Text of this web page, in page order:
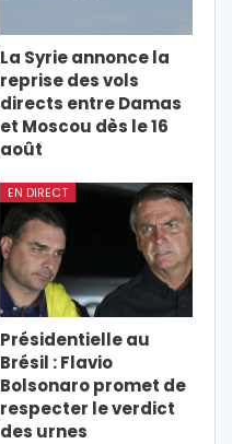
La Syrie annonce la
reprise des vols
directs entre Damas
et Moscou dès le 16
août
EN DIRECT
Présidentielle au
Brésil : Flavio
Bolsonaro promet de
respecter le verdict
des urnes